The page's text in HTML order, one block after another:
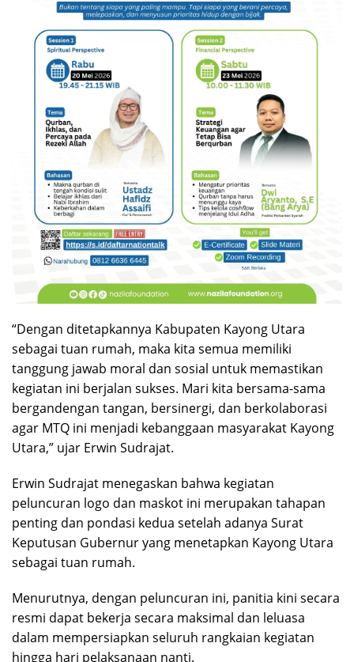
“Dengan ditetapkannya Kabupaten Kayong Utara
sebagai tuan rumah, maka kita semua memiliki
tanggung jawab moral dan sosial untuk memastikan
kegiatan ini berjalan sukses. Mari kita bersama-sama
bergandengan tangan, bersinergi, dan berkolaborasi
agar MTQ ini menjadi kebanggaan masyarakat Kayong
Utara,” ujar Erwin Sudrajat.
Erwin Sudrajat menegaskan bahwa kegiatan
peluncuran logo dan maskot ini merupakan tahapan
penting dan pondasi kedua setelah adanya Surat
Keputusan Gubernur yang menetapkan Kayong Utara
sebagai tuan rumah.
Menurutnya, dengan peluncuran ini, panitia kini secara
resmi dapat bekerja secara maksimal dan leluasa
dalam mempersiapkan seluruh rangkaian kegiatan
hingga hari pelaksanaan nanti.